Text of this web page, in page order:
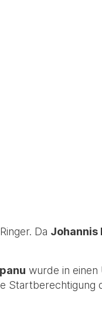
Da Johannis
wurde in
Startberechtigung